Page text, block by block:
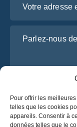
Pour offrir les
telles que les cookies
appareils. Consentir à
données telles que le